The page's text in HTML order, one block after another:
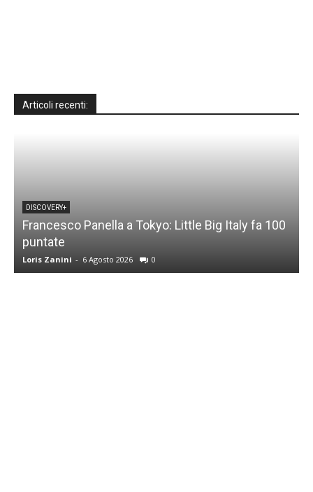
Articoli recenti:
DISCOVERY+
Francesco Panella a Tokyo: Little Big Italy fa 100
puntate
Loris Zanini - 6 Agosto 2026 0